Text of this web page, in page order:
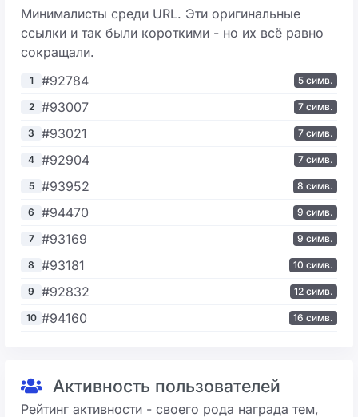
Минималисты среди URL. Эти оригинальные
ссылки и так были короткими - но их всё равно
сокращали.
1 #92784 5 симв.
2 #93007 7 симв.
3 #93021 7 симв.
4 #92904 7 симв.
5 #93952 8 симв.
6 #94470 9 симв.
7 #93169 9 симв.
8 #93181 10 симв.
9 #92832 12 симв.
10 #94160 16 симв.
Активность пользователей
Рейтинг активности - своего рода награда тем,